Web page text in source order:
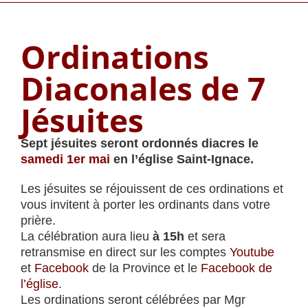
Ordinations
Diaconales de 7
Jésuites
Sept jésuites seront ordonnés diacres le
samedi 1er mai en l’église Saint-Ignace.
Les jésuites se réjouissent de ces ordinations et
vous invitent à porter les ordinants dans votre
prière.
La célébration aura lieu à 15h et sera
retransmise en direct sur les comptes Youtube
et Facebook de la Province et le Facebook de
l’église.
Les ordinations seront célébrées par Mgr